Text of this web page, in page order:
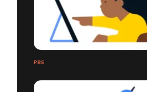
PBS